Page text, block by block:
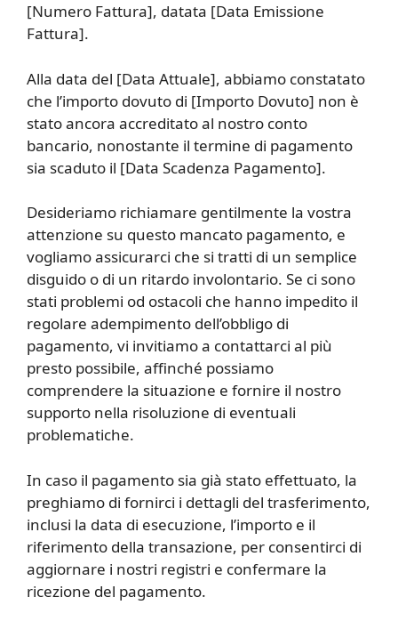
[Numero Fattura], datata [Data Emissione
Fattura].
Alla data del [Data Attuale], abbiamo constatato
che l’importo dovuto di [Importo Dovuto] non è
stato ancora accreditato al nostro conto
bancario, nonostante il termine di pagamento
sia scaduto il [Data Scadenza Pagamento].
Desideriamo richiamare gentilmente la vostra
attenzione su questo mancato pagamento, e
vogliamo assicurarci che si tratti di un semplice
disguido o di un ritardo involontario. Se ci sono
stati problemi od ostacoli che hanno impedito il
regolare adempimento dell’obbligo di
pagamento, vi invitiamo a contattarci al più
presto possibile, affinché possiamo
comprendere la situazione e fornire il nostro
supporto nella risoluzione di eventuali
problematiche.
In caso il pagamento sia già stato effettuato, la
preghiamo di fornirci i dettagli del trasferimento,
inclusi la data di esecuzione, l’importo e il
riferimento della transazione, per consentirci di
aggiornare i nostri registri e confermare la
ricezione del pagamento.